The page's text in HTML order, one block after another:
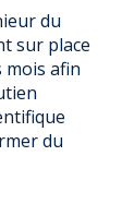
du
sur place
mois afin
du